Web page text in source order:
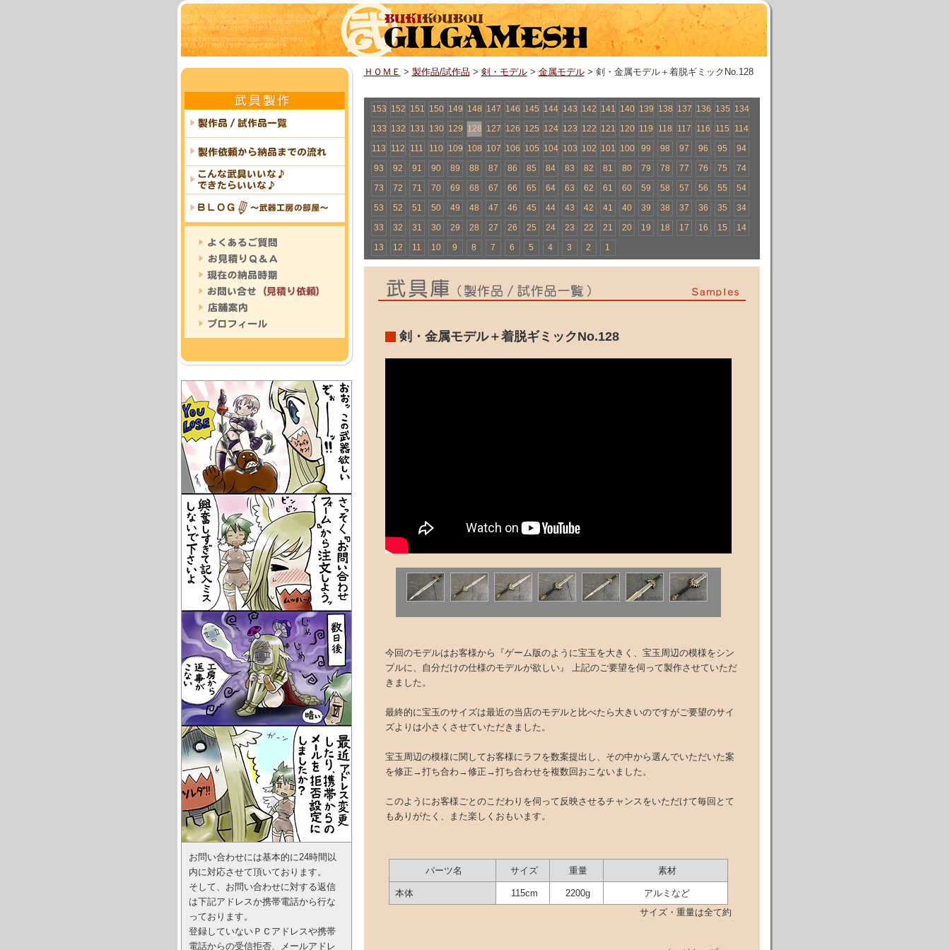
ＨＯＭＥ > 製作品/試作品 > 剣・モデル > 金属モデル > 剣・金属モデル＋着脱ギミックNo.128
153 152 151 150 149 148 147 146 145 144 143 142 141 140 139 138 137 136 135 134
133 132 131 130 129 128 127 126 125 124 123 122 121 120 119 118 117 116 115 114
113 112 111 110 109 108 107 106 105 104 103 102 101 100 99 98 97 96 95 94
93 92 91 90 89 88 87 86 85 84 83 82 81 80 79 78 77 76 75 74
73 72 71 70 69 68 67 66 65 64 63 62 61 60 59 58 57 56 55 54
53 52 51 50 49 48 47 46 45 44 43 42 41 40 39 38 37 36 35 34
33 32 31 30 29 28 27 26 25 24 23 22 21 20 19 18 17 16 15 14
13 12 11 10 9 8 7 6 5 4 3 2 1
剣・金属モデル＋着脱ギミックNo.128
今回のモデルはお客様から『ゲーム版のように宝玉を大きく、宝玉周辺の模様をシン
プルに、自分だけの仕様のモデルが欲しい』 上記のご要望を伺って製作させていただ
きました。
最終的に宝玉のサイズは最近の当店のモデルと比べたら大きいのですがご要望のサイ
ズよりは小さくさせていただきました。
宝玉周辺の模様に関してお客様にラフを数案提出し、その中から選んでいただいた案
を修正→打ち合わ→修正→打ち合わせを複数回おこないました。
このようにお客様ごとのこだわりを伺って反映させるチャンスをいただけて毎回とて
もありがたく、また楽しくおもいます。
パーツ名 サイズ 重量 素材
本体 115cm 2200g
アルミなど
サイズ・重量は全て約
お問い合わせには基本的に24時間以
内に対応させて頂いております。
そして、お問い合わせに対する返信
は下記アドレスか携帯電話から行な
っております。
登録していないＰＣアドレスや携帯
電話からの受信拒否、メールアドレ